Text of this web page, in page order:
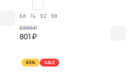
68 74 92
98
2 290 ₽
801 ₽
65% SALE